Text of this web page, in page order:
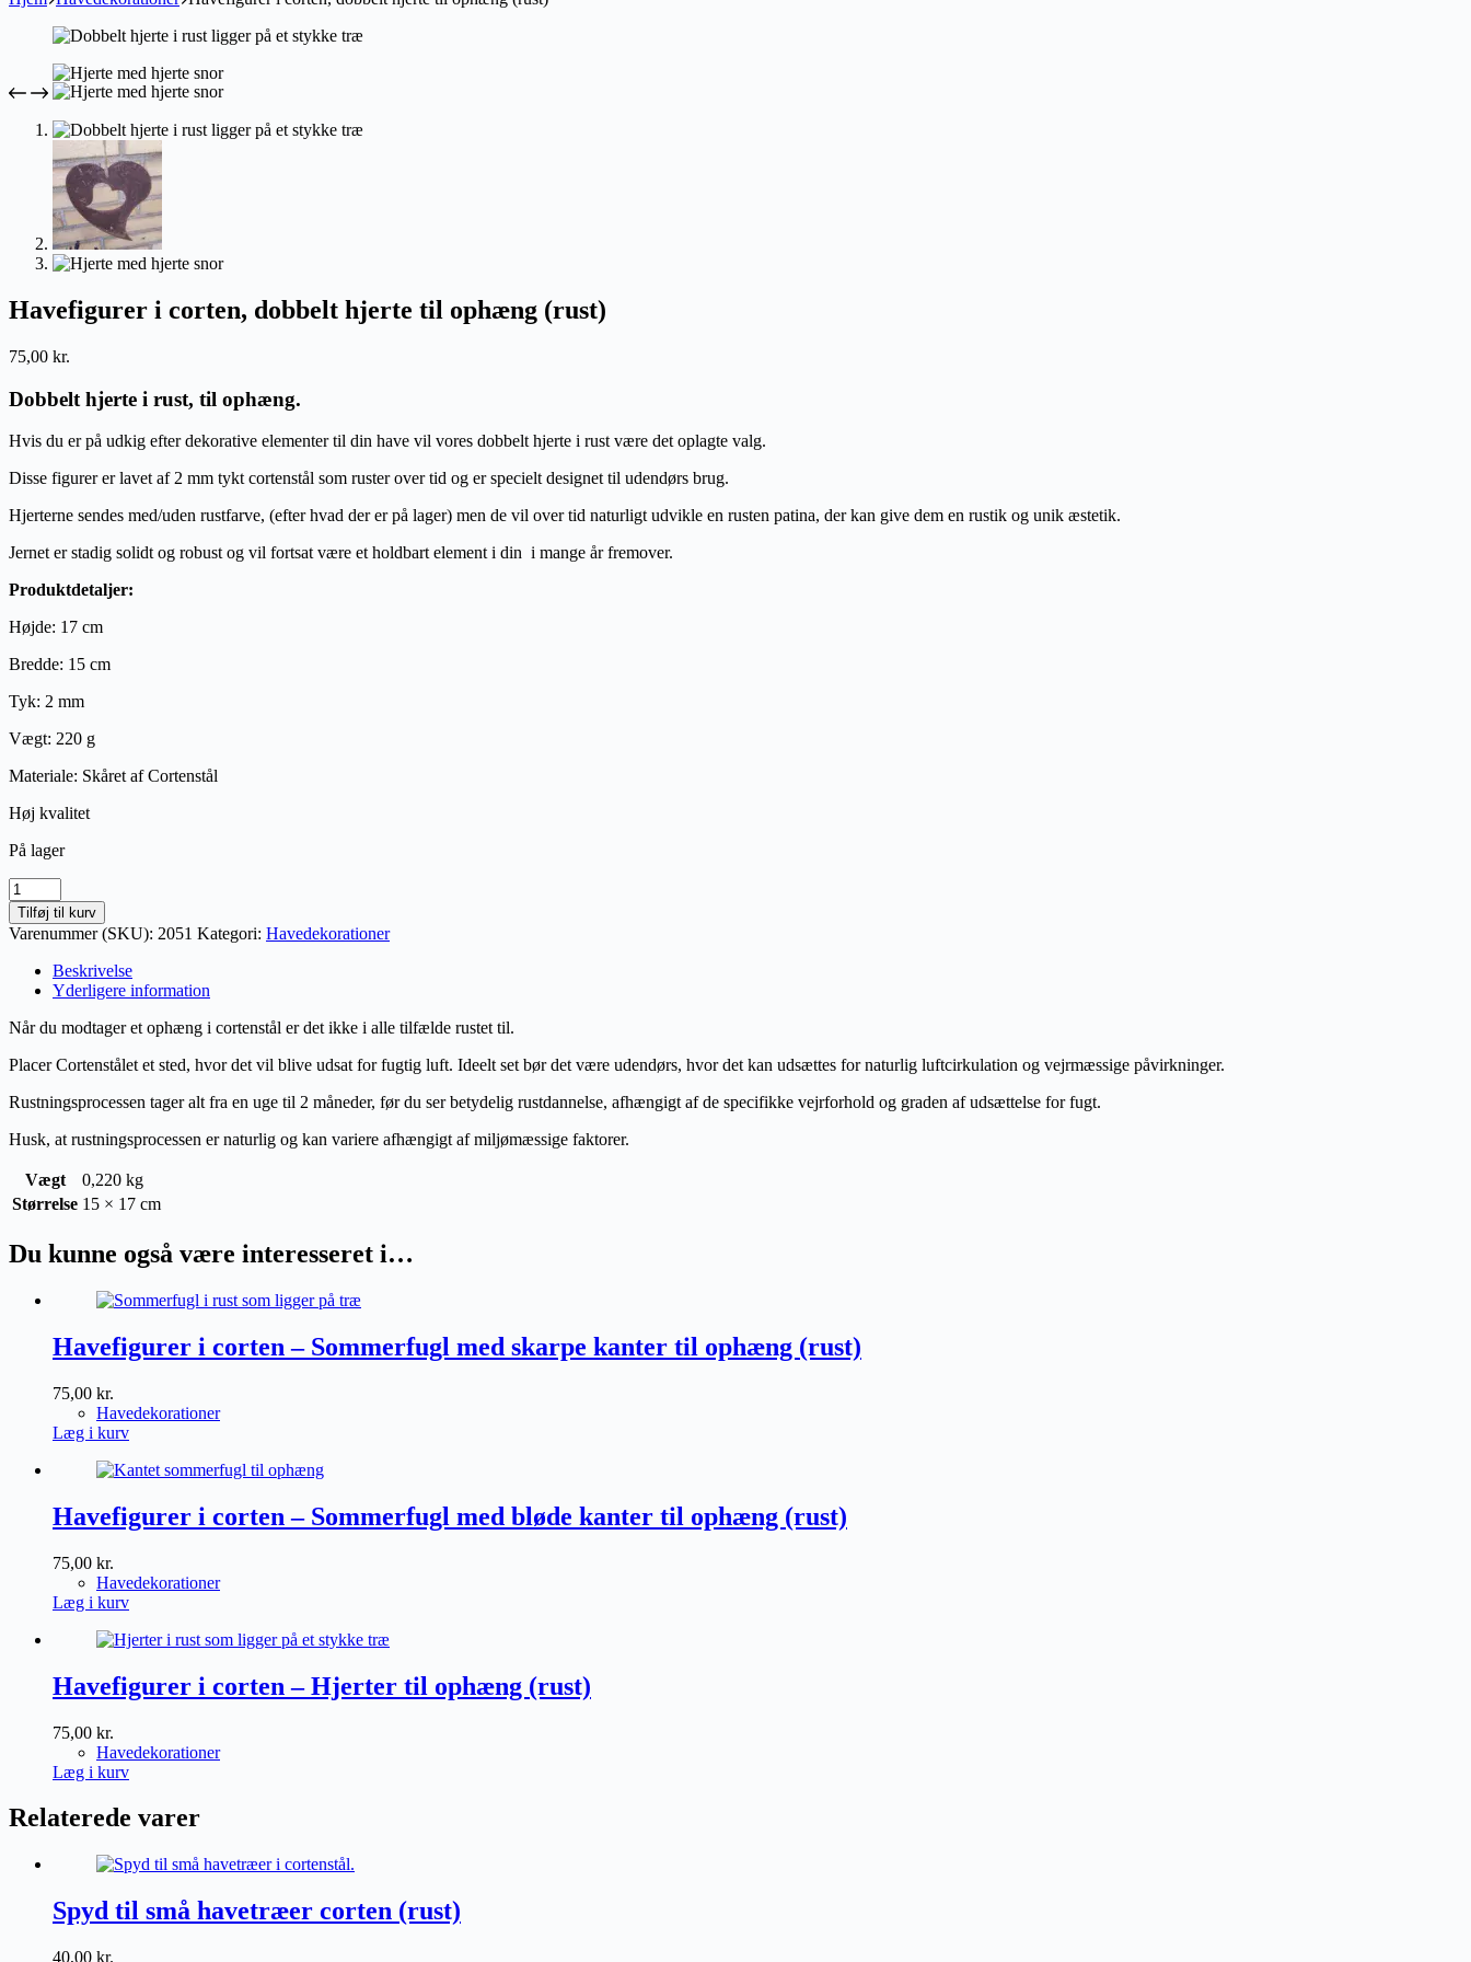
Havefigurer i corten, dobbelt hjerte til ophæng (rust)
75,00 kr.
Dobbelt hjerte i rust, til ophæng.
Hvis du er på udkig efter dekorative elementer til din have vil vores dobbelt hjerte i rust være det oplagte valg.
Disse figurer er lavet af 2 mm tykt cortenstål som ruster over tid og er specielt designet til udendørs brug.
Hjerterne sendes med/uden rustfarve, (efter hvad der er på lager) men de vil over tid naturligt udvikle en rusten patina, der kan give dem en rustik og unik æstetik.
Jernet er stadig solidt og robust og vil fortsat være et holdbart element i din i mange år fremover.
Produktdetaljer:
Højde: 17 cm
Bredde: 15 cm
Tyk: 2 mm
Vægt: 220 g
Materiale: Skåret af Cortenstål
Høj kvalitet
På lager
Havefigurer
i
corten,
dobbelt
hjerte
ophæng
(rust)
Tilføj til kurv
Varenummer (SKU): 2051 Kategori: Havedekorationer
Beskrivelse
Yderligere information
Når du modtager et ophæng i cortenstål er det ikke i alle tilfælde rustet til.
Placer Cortenstålet et sted, hvor det vil blive udsat for fugtig luft. Ideelt set bør det være udendørs, hvor det kan udsættes for naturlig luftcirkulation og vejrmæssige påvirkninger.
Rustningsprocessen tager alt fra en uge til 2 måneder, før du ser betydelig rustdannelse, afhængigt af de specifikke vejrforhold og graden af udsættelse for fugt.
Husk, at rustningsprocessen er naturlig og kan variere afhængigt af miljømæssige faktorer.
Vægt
0,220 kg
Størrelse 15 × 17 cm
Du kunne også være interesseret i…
Havefigurer i corten – Sommerfugl med skarpe kanter til ophæng (rust)
75,00 kr.
Havedekorationer
Læg i kurv
Havefigurer i corten – Sommerfugl med bløde kanter til ophæng (rust)
75,00 kr.
Havedekorationer
Læg i kurv
Havefigurer i corten – Hjerter til ophæng (rust)
75,00 kr.
Havedekorationer
Læg i kurv
Relaterede varer
Spyd til små havetræer corten (rust)
40,00 kr.